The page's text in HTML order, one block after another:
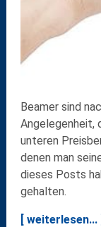
Beamer sind
Angelegenheit,
unteren
denen man
dieses Posts
gehalten.
[ weiterlesen... ]